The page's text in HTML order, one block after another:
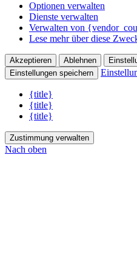
Optionen verwalten
Dienste verwalten
Verwalten von
Lese mehr über diese
Akzeptieren Ablehnen
Einstellungen speichern
{title}
{title}
{title}
Zustimmung verwalten
Nach oben